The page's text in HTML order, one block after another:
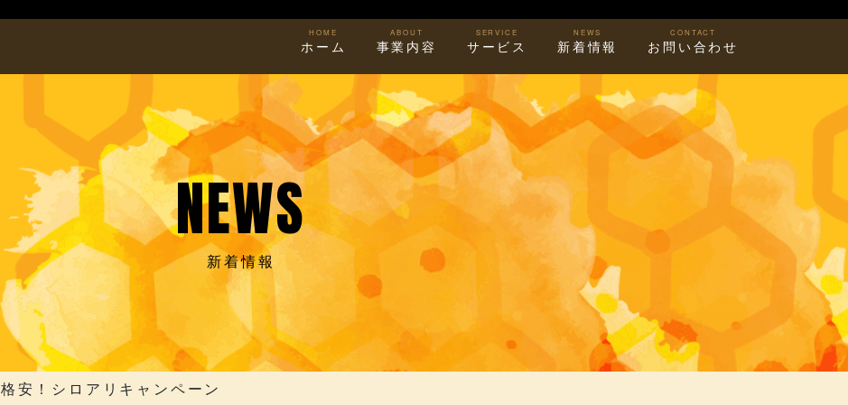
HOME
ホーム
ABOUT
事業内容
SERVICE
サービス
NEWS
新着情報
CONTACT
お問い合わせ
NEWS
新着情報
格安！シロアリキャンペーン